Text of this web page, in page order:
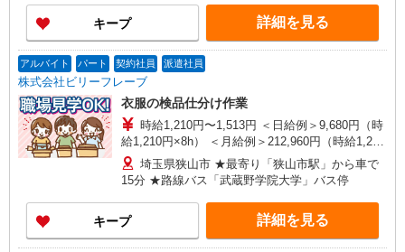
キープ 詳細を見る
アルバイト パート 契約社員 派遣社員
株式会社ビリーフレーブ
衣服の検品仕分け作業
時給1,210円〜1,513円 ＜日給例＞9,680円（時
給1,210円×8h） ＜月給例＞212,960円（時給1,210
円×8h×22日） ※経験・能力等による
埼玉県狭山市 ★最寄り「狭山市駅」から車で
15分 ★路線バス「武蔵野学院大学」バス停
キープ 詳細を見る